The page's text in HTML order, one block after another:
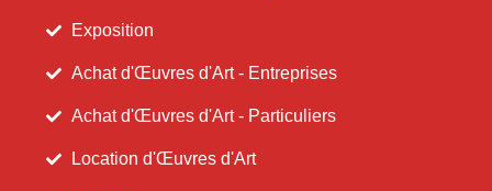
Exposition
Achat d'Œuvres d'Art - Entreprises
Achat d'Œuvres d'Art - Particuliers
Location d'Œuvres d'Art